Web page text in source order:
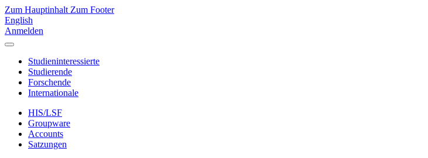
Zum Hauptinhalt Zum Footer
English
Anmelden
Studieninteressierte
Studierende
Forschende
Internationale
HIS/LSF
Groupware
Accounts
Satzungen